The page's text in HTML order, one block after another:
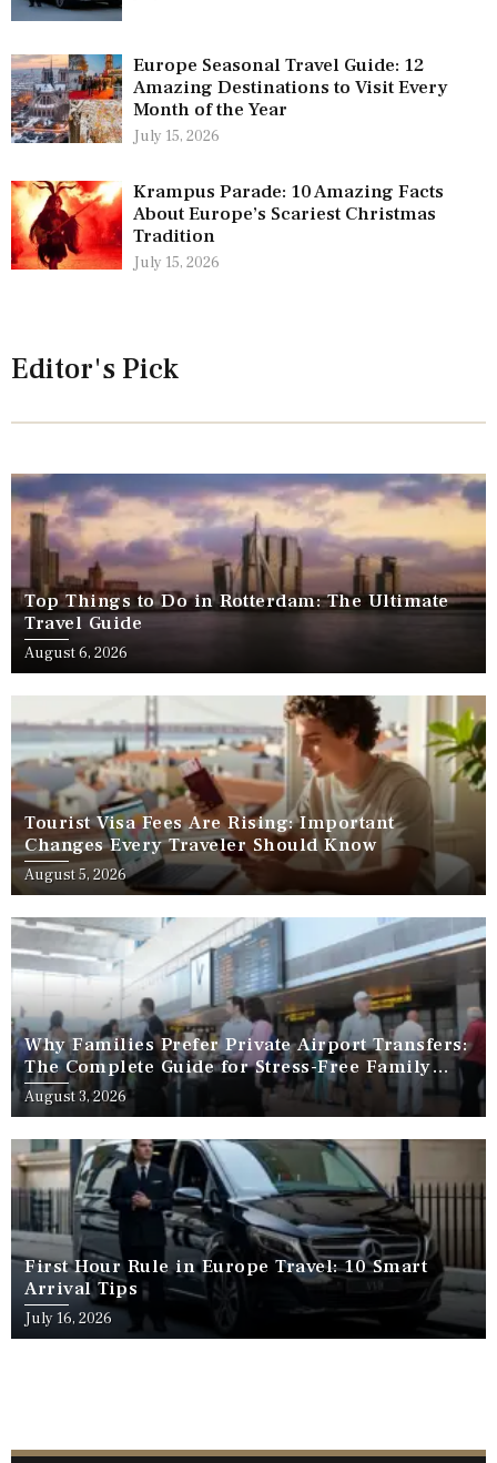
Europe Seasonal Travel Guide: 12
Amazing Destinations to Visit Every
Month of the Year
July 15, 2026
Krampus Parade: 10 Amazing Facts
About Europe’s Scariest Christmas
Tradition
July 15, 2026
Editor's Pick
Top Things to Do in Rotterdam: The Ultimate
Travel Guide
August 6, 2026
Tourist Visa Fees Are Rising: Important
Changes Every Traveler Should Know
August 5, 2026
Why Families Prefer Private Airport Transfers:
The Complete Guide for Stress-Free Family
Travel
August 3, 2026
First Hour Rule in Europe Travel: 10 Smart
Arrival Tips
July 16, 2026